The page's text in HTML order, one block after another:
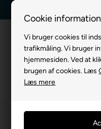
Cookie information
Vi bruger cookies til
trafikmåling. Vi bruger
hjemmesiden. Ved at
brugen af cookies. Læs
Læs mere